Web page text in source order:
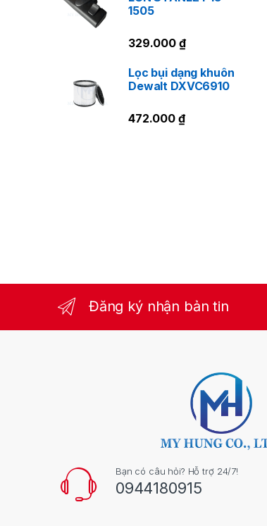
1505
329.000 ₫
Lọc bụi dạng khuôn
Dewalt DXVC6910
472.000 ₫
Đăng ký nhận bản tin
Bạn có câu hỏi? Hỗ trợ 24/7!
0944180915